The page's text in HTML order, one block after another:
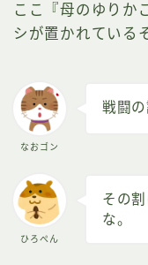
ここ『母のゆりか
シが置かれている
なおゴン
戦闘の
ひろぺん
その
な。